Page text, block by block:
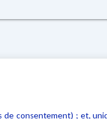
consentement) ; et,